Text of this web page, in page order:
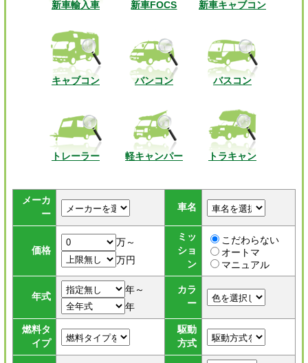
新車輸入車 新車FOCS 新車キャブコン
キャブコン バンコン バスコン
トレーラー 軽キャンパー トラキャン
メーカ
ー
車名
価格
万～
万円
ミッ
ショ
ン
こだわらない
オートマ
マニュアル
年式
年～
年
カラ
ー
燃料タ
イプ
駆動
方式